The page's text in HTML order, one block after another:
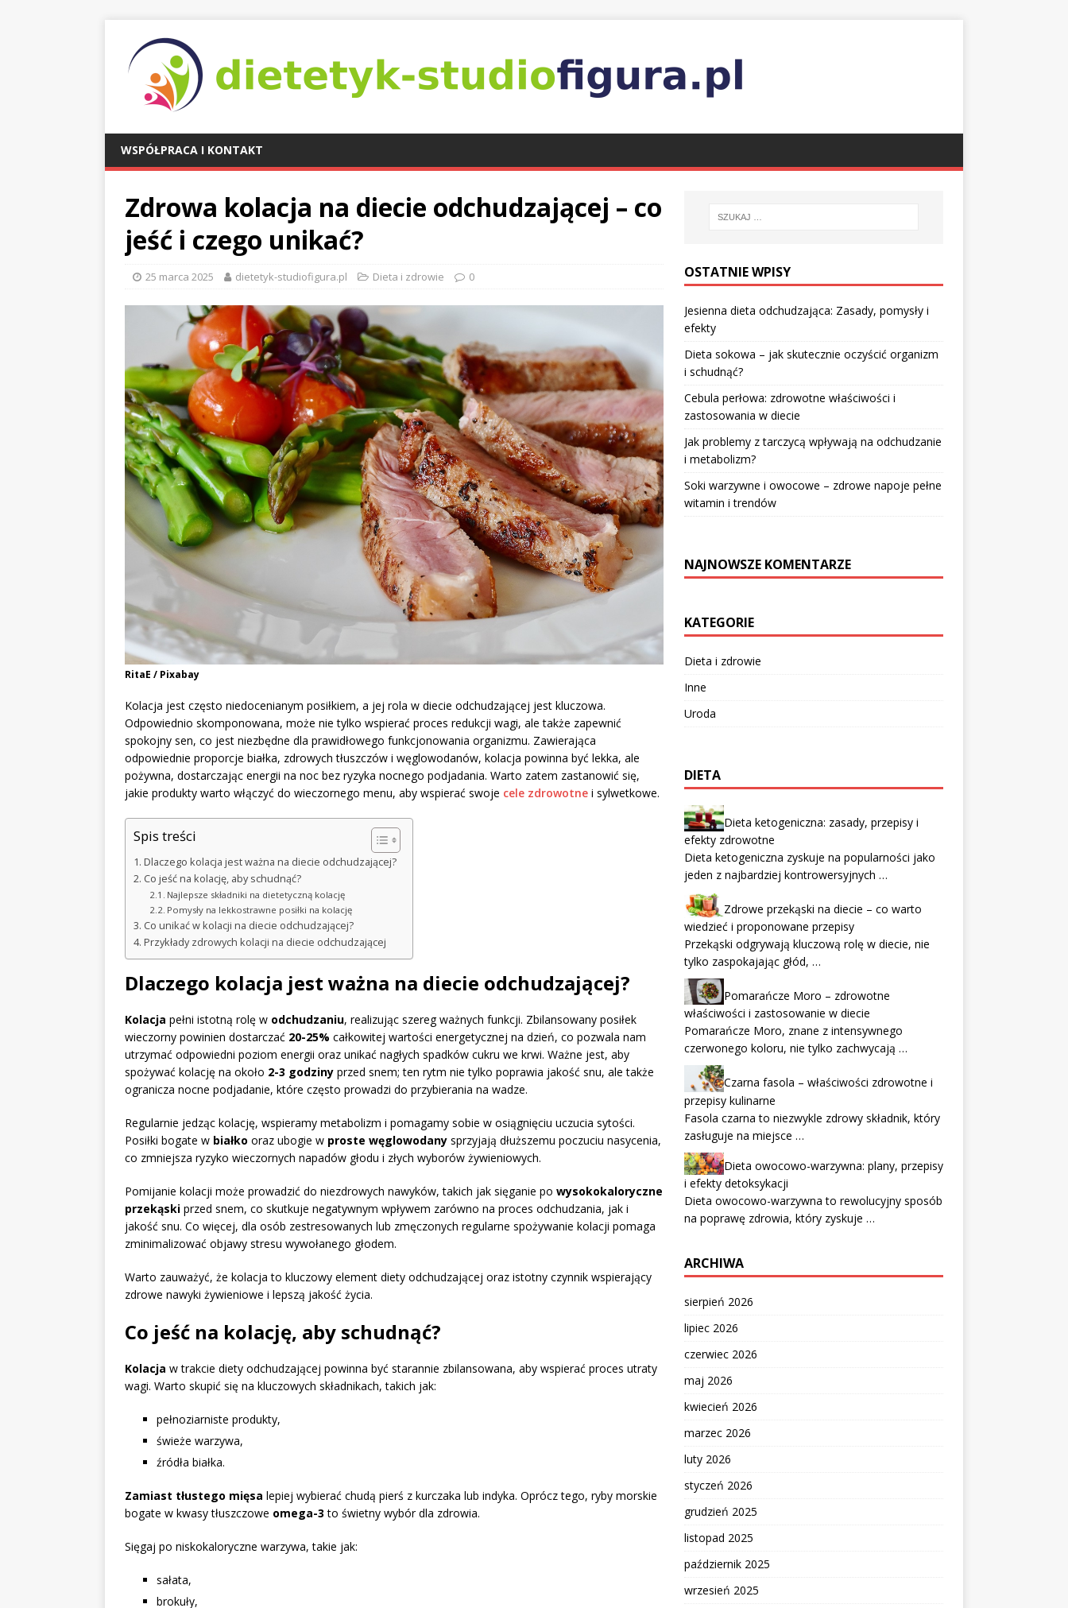
WSPÓŁPRACA I KONTAKT
Zdrowa kolacja na diecie odchudzającej – co
jeść i czego unikać?
25 marca 2025 dietetyk-studiofigura.pl Dieta i zdrowie 0
RitaE / Pixabay
Kolacja jest często niedocenianym posiłkiem, a jej rola w diecie odchudzającej jest kluczowa.
Odpowiednio skomponowana, może nie tylko wspierać proces redukcji wagi, ale także zapewnić
spokojny sen, co jest niezbędne dla prawidłowego funkcjonowania organizmu. Zawierająca
odpowiednie proporcje białka, zdrowych tłuszczów i węglowodanów, kolacja powinna być lekka, ale
pożywna, dostarczając energii na noc bez ryzyka nocnego podjadania. Warto zatem zastanowić się,
jakie produkty warto włączyć do wieczornego menu, aby wspierać swoje cele zdrowotne i sylwetkowe.
Spis treści
Dlaczego kolacja jest ważna na diecie odchudzającej?
Co jeść na kolację, aby schudnąć?
Najlepsze składniki na dietetyczną kolację
Pomysły na lekkostrawne posiłki na kolację
Co unikać w kolacji na diecie odchudzającej?
Przykłady zdrowych kolacji na diecie odchudzającej
Dlaczego kolacja jest ważna na diecie odchudzającej?
Kolacja pełni istotną rolę w odchudzaniu, realizując szereg ważnych funkcji. Zbilansowany posiłek
wieczorny powinien dostarczać 20-25% całkowitej wartości energetycznej na dzień, co pozwala nam
utrzymać odpowiedni poziom energii oraz unikać nagłych spadków cukru we krwi. Ważne jest, aby
spożywać kolację na około 2-3 godziny przed snem; ten rytm nie tylko poprawia jakość snu, ale także
ogranicza nocne podjadanie, które często prowadzi do przybierania na wadze.
Regularnie jedząc kolację, wspieramy metabolizm i pomagamy sobie w osiągnięciu uczucia sytości.
Posiłki bogate w białko oraz ubogie w proste węglowodany sprzyjają dłuższemu poczuciu nasycenia,
co zmniejsza ryzyko wieczornych napadów głodu i złych wyborów żywieniowych.
Pomijanie kolacji może prowadzić do niezdrowych nawyków, takich jak sięganie po wysokokaloryczne
przekąski przed snem, co skutkuje negatywnym wpływem zarówno na proces odchudzania, jak i
jakość snu. Co więcej, dla osób zestresowanych lub zmęczonych regularne spożywanie kolacji pomaga
zminimalizować objawy stresu wywołanego głodem.
Warto zauważyć, że kolacja to kluczowy element diety odchudzającej oraz istotny czynnik wspierający
zdrowe nawyki żywieniowe i lepszą jakość życia.
Co jeść na kolację, aby schudnąć?
Kolacja w trakcie diety odchudzającej powinna być starannie zbilansowana, aby wspierać proces utraty
wagi. Warto skupić się na kluczowych składnikach, takich jak:
pełnoziarniste produkty,
świeże warzywa,
źródła białka.
Zamiast tłustego mięsa lepiej wybierać chudą pierś z kurczaka lub indyka. Oprócz tego, ryby morskie
bogate w kwasy tłuszczowe omega-3 to świetny wybór dla zdrowia.
Sięgaj po niskokaloryczne warzywa, takie jak:
sałata,
brokuły,
OSTATNIE WPISY
Jesienna dieta odchudzająca: Zasady, pomysły i
efekty
Dieta sokowa – jak skutecznie oczyścić organizm
i schudnąć?
Cebula perłowa: zdrowotne właściwości i
zastosowania w diecie
Jak problemy z tarczycą wpływają na odchudzanie
i metabolizm?
Soki warzywne i owocowe – zdrowe napoje pełne
witamin i trendów
NAJNOWSZE KOMENTARZE
KATEGORIE
Dieta i zdrowie
Inne
Uroda
DIETA
Dieta ketogeniczna: zasady, przepisy i
efekty zdrowotne
Dieta ketogeniczna zyskuje na popularności jako
jeden z najbardziej kontrowersyjnych …
Zdrowe przekąski na diecie – co warto
wiedzieć i proponowane przepisy
Przekąski odgrywają kluczową rolę w diecie, nie
tylko zaspokajając głód, …
Pomarańcze Moro – zdrowotne
właściwości i zastosowanie w diecie
Pomarańcze Moro, znane z intensywnego
czerwonego koloru, nie tylko zachwycają …
Czarna fasola – właściwości zdrowotne i
przepisy kulinarne
Fasola czarna to niezwykle zdrowy składnik, który
zasługuje na miejsce …
Dieta owocowo-warzywna: plany, przepisy
i efekty detoksykacji
Dieta owocowo-warzywna to rewolucyjny sposób
na poprawę zdrowia, który zyskuje …
ARCHIWA
sierpień 2026
lipiec 2026
czerwiec 2026
maj 2026
kwiecień 2026
marzec 2026
luty 2026
styczeń 2026
grudzień 2025
listopad 2025
październik 2025
wrzesień 2025